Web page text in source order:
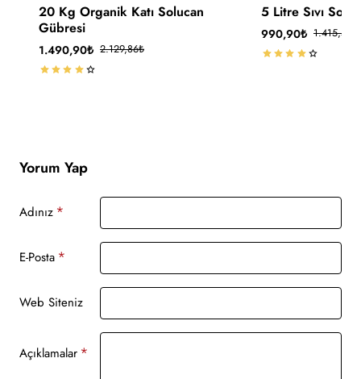
🔥 Çok Satan
-30%
20 Kg Organik Katı Solucan
Gübresi
1.490,90₺ 2.129,86₺
-30%
5 Litre Sıvı
990,90₺ 1.415,57₺
Yorum Yap
Adınız
E-Posta
Web Siteniz
Açıklamalar